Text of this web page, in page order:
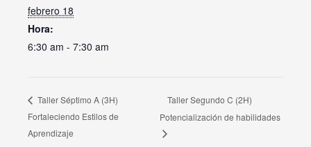
febrero 18
Hora:
6:30 am - 7:30 am
Taller Séptimo A (3H)
Fortaleciendo Estilos de
Aprendizaje
Taller Segundo C (2H)
Potencialización de habilidades